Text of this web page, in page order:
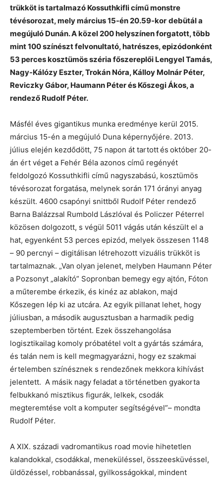
trükköt is tartalmazó Kossuthkifli című monstre
tévésorozat, melymárcius 15-én 20.59-kor debütál a
megújuló Dunán.A közel 200 helyszínen forgatott, több
mint 100 színészt felvonultató, hatrészes, epizódonként
53 perces kosztümös széria főszereplői Lengyel Tamás,
Nagy-Kálózy Eszter, Trokán Nóra, Kálloy Molnár Péter,
Reviczky Gábor, Haumann Péter és Kőszegi Ákos, a
rendező Rudolf Péter.
Másfél éves gigantikus munka eredménye kerül 2015.
március 15-én a megújuló Duna képernyőjére. 2013.
július elején kezdődött, 75 napon át tartottés október 20-
án ért véget a Fehér Béla azonos című regényét
feldolgozó Kossuthkifli című nagyszabású, kosztümös
tévésorozat forgatása, melynek során 171 órányi anyag
készült. 4600 csapónyi snittből Rudolf Péter rendező
Barna Balázzsal Rumbold Lászlóval és Policzer Péterrel
közösen dolgozott, s végül 5011 vágás után készült el a
hat, egyenként 53 perces epizód, melyek összesen 1148
– 90 percnyi – digitálisan létrehozott vizuális trükköt is
tartalmaznak. „Van olyan jelenet, melyben Haumann Péter
a Pozsonyt „alakító” Sopronban bemegy egy ajtón, Fóton
a műterembe érkezik, és kinéz az ablakon, majd
Kőszegen lép ki az utcára. Az egyik pillanat lehet, hogy
júliusban, a második augusztusban a harmadik pedig
szeptemberben történt. Ezek összehangolása
logisztikailag komoly próbatétel volt a gyártás számára,
és talán nem is kell megmagyarázni, hogy ez szakmai
értelemben színésznek s rendezőnek mekkora kihívást
jelentett. A másik nagy feladat a történetben gyakorta
felbukkanó misztikus figurák, lelkek, csodák
megteremtése volt a komputer segítségével”– mondta
Rudolf Péter.
A XIX. századi vadromantikus road movie hihetetlen
kalandokkal, csodákkal, meneküléssel, összeesküvéssel,
üldözéssel, robbanással, gyilkosságokkal, mindent